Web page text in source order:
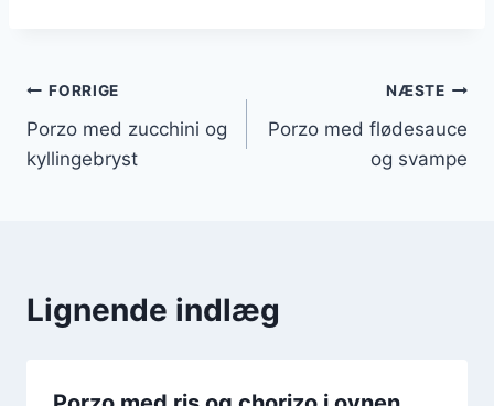
Indlægsnavigation
FORRIGE
Porzo med zucchini og
kyllingebryst
NÆSTE
Porzo med flødesauce
og svampe
Lignende indlæg